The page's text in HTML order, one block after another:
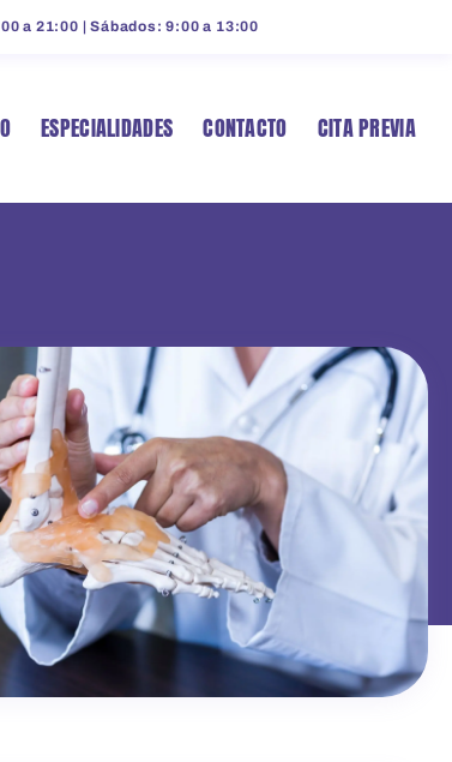
a 21:00 | Sábados: 9:00 a 13:00
ESPECIALIDADES CONTACTO CITA PREVIA